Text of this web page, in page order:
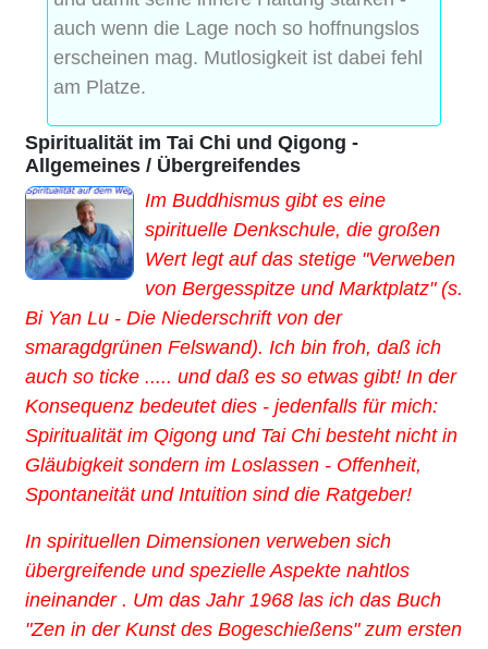
auch wenn die Lage noch so hoffnungslos
erscheinen mag. Mutlosigkeit ist dabei fehl
am Platze.
Spiritualität im Tai Chi und Qigong -
Allgemeines / Übergreifendes
Im Buddhismus gibt es eine
spirituelle Denkschule, die großen
Wert legt auf das stetige "Verweben
von Bergesspitze und Marktplatz" (s.
Bi Yan Lu - Die Niederschrift von der
smaragdgrünen Felswand). Ich bin froh, daß ich
auch so ticke ..... und daß es so etwas gibt! In der
Konsequenz bedeutet dies - jedenfalls für mich:
Spiritualität im Qigong und Tai Chi besteht nicht in
Gläubigkeit sondern im Loslassen - Offenheit,
Spontaneität und Intuition sind die Ratgeber!
In spirituellen Dimensionen verweben sich
übergreifende und spezielle Aspekte nahtlos
ineinander . Um das Jahr 1968 las ich das Buch
"Zen in der Kunst des Bogeschießens" zum ersten